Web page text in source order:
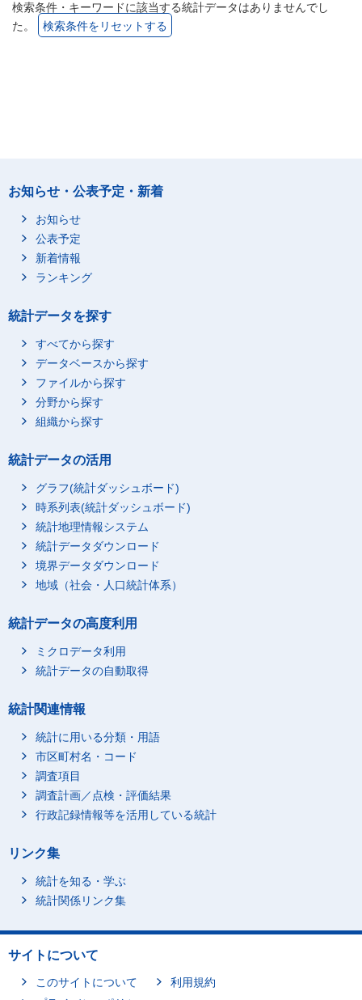
検索条件・キーワードに該当する統計データはありませんでし
た。
検索条件をリセットする
お知らせ・公表予定・新着
お知らせ
公表予定
新着情報
ランキング
統計データを探す
すべてから探す
データベースから探す
ファイルから探す
分野から探す
組織から探す
統計データの活用
グラフ(統計ダッシュボード)
時系列表(統計ダッシュボード)
統計地理情報システム
統計データダウンロード
境界データダウンロード
地域（社会・人口統計体系）
統計データの高度利用
ミクロデータ利用
統計データの自動取得
統計関連情報
統計に用いる分類・用語
市区町村名・コード
調査項目
調査計画／点検・評価結果
行政記録情報等を活用している統計
リンク集
統計を知る・学ぶ
統計関係リンク集
サイトについて
このサイトについて
利用規約